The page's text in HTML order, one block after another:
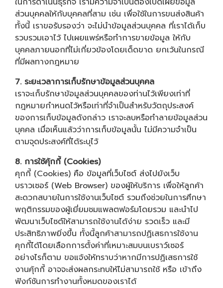
ส่วนบุคคลให้กับบุคคลที่สาม เช่น เพื่อใช้ในการขนส่งสินค้า
ทั้งนี้ เราขอรับรองว่า จะไม่นำข้อมูลส่วนบุคคล ที่เราได้เก็บ
รวบรวมเอาไว้ ไปเผยแพร่หรือทำการขายข้อมูล ให้กับ
บุคคลภายนอกที่ไม่เกี่ยวข้องโดยเด็ดขาด ยกเว้นในกรณี
ที่มีผลทางกฎหมาย
7. ระยะเวลาการเก็บรักษาข้อมูลส่วนบุคคล
เราจะเก็บรักษาข้อมูลส่วนบุคคลของท่านไว้เพียงเท่าที่
กฎหมายกำหนดไว้หรือเท่าที่จำเป็นสำหรับวัตถุประสงค์
ของการเก็บข้อมูลดังกล่าว เราจะลบหรือทำลายข้อมูลส่วน
บุคคล เมื่อเห็นแล้วว่าการเก็บข้อมูลนั้น ไม่มีความจำเป็น
ตามจุดประสงค์ที่ได้ระบุไว้
8. การใช้คุ้กกี้ (Cookies)
คุกกี้ (Cookies) คือ ข้อมูลที่เว็บไซต์ ส่งไปยังเว็บ
บราวเซอร์ (Web Browser) ของผู้ให้บริการ เพื่อให้ลูกค้า
สะดวกสบายในการใช้งานเว็บไซต์ รวมถึงช่วยในการศึกษา
พฤติกรรมของผู้เยี่ยมชมแพลตฟอร์มโดยรวม และนำไป
พัฒนาเว็บไซต์ให้สามารถใช้งานได้ง่าย รวดเร็ว และมี
ประสิทธิภาพยิ่งขึ้น ทั้งนี้ลูกค้าสามารถปฏิเสธการใช้งาน
คุกกี้ได้โดยเลือกการตั้งค่าที่เหมาะสมบนเบราว์เซอร์
อย่างไรก็ตาม ขอแจ้งให้ทราบว่าหากมีการปฏิเสธการใช้
งานคุ้กกี้ อาจจะส่งผลกระทบให้ไม่สามารถใช้ หรือ เข้าถึง
ฟังก์ชันการทำงานทั้งหมดของเราได้